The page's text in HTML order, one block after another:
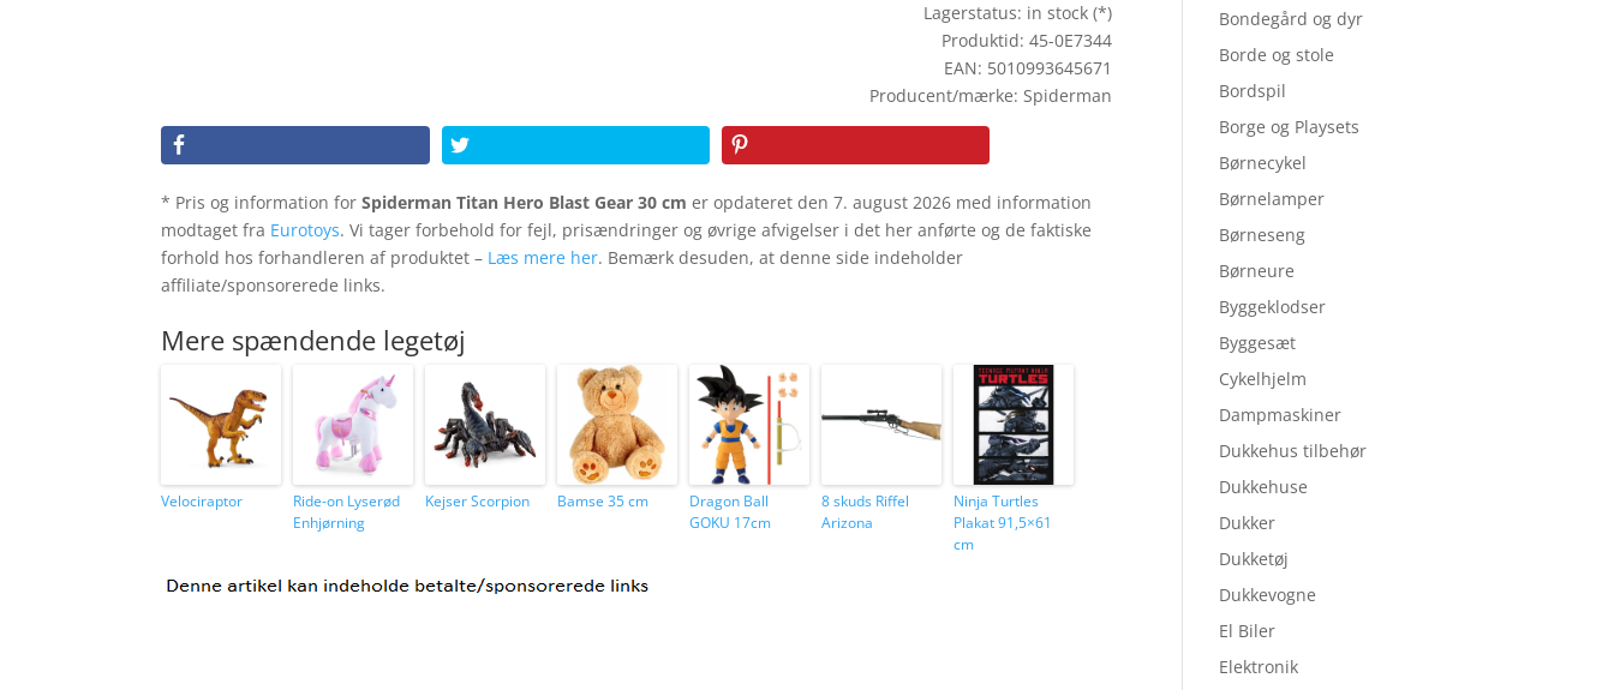
Lagerstatus: in stock (*)
Produktid: 45-0E7344
EAN: 5010993645671
Producent/mærke: Spiderman
* Pris og information forSpiderman Titan Hero Blast Gear 30 cm er opdateret den 7. august 2026 med information
modtaget fra Eurotoys. Vi tager forbehold for fejl, prisændringer og øvrige afvigelser i det her anførte og de faktiske
forhold hos forhandleren af produktet – Læs mere her. Bemærk desuden, at denne side indeholder
affiliate/sponsorerede links.
Mere spændende legetøj
Velociraptor
Ride-on Lyserød
Enhjørning
Kejser Scorpion Bamse 35 cm
Dragon Ball
GOKU 17cm
8 skuds Riffel
Arizona
Ninja Turtles
Plakat 91,5×61
cm
Bondegård og dyr
Borde og stole
Bordspil
Borge og Playsets
Børnecykel
Børnelamper
Børneseng
Børneure
Byggeklodser
Byggesæt
Cykelhjelm
Dampmaskiner
Dukkehus tilbehør
Dukkehuse
Dukker
Dukketøj
Dukkevogne
El Biler
Elektronik